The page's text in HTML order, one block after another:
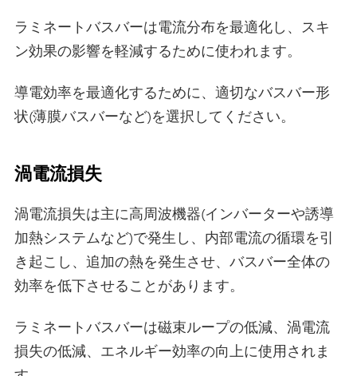
ラミネートバスバーは電流分布を最適化し、スキ
ン効果の影響を軽減するために使われます。
導電効率を最適化するために、適切なバスバー形
状(薄膜バスバーなど)を選択してください。
渦電流損失
渦電流損失は主に高周波機器(インバーターや誘導
加熱システムなど)で発生し、内部電流の循環を引
き起こし、追加の熱を発生させ、バスバー全体の
効率を低下させることがあります。
ラミネートバスバーは磁束ループの低減、渦電流
損失の低減、エネルギー効率の向上に使用されま